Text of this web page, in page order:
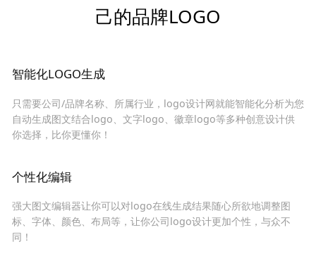
己的品牌LOGO
智能化LOGO生成
只需要公司/品牌名称、所属行业，logo设计网就能智能化分析为您
自动生成图文结合logo、文字logo、徽章logo等多种创意设计供
你选择，比你更懂你！
个性化编辑
强大图文编辑器让你可以对logo在线生成结果随心所欲地调整图
标、字体、颜色、布局等，让你公司logo设计更加个性，与众不
同！